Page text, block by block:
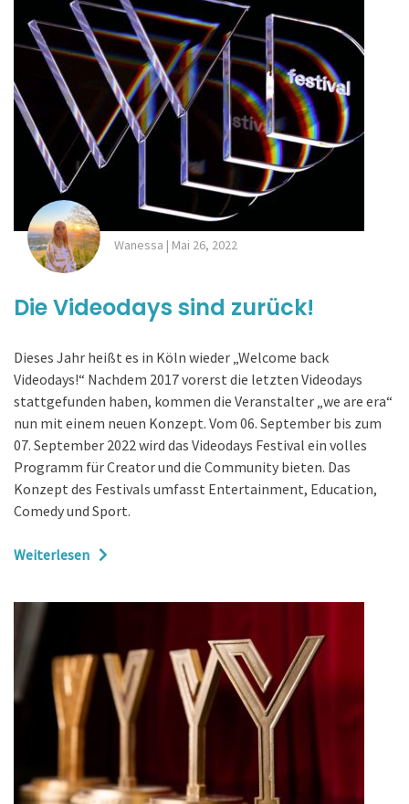
Wanessa | Mai 26, 2022
Die Videodays sind zurück!
Dieses Jahr heißt es in Köln wieder „Welcome back
Videodays!“ Nachdem 2017 vorerst die letzten Videodays
stattgefunden haben, kommen die Veranstalter „we are era“
nun mit einem neuen Konzept. Vom 06. September bis zum
07. September 2022 wird das Videodays Festival ein volles
Programm für Creator und die Community bieten. Das
Konzept des Festivals umfasst Entertainment, Education,
Comedy und Sport.
Weiterlesen